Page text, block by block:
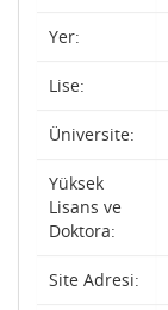
Yer:
Lise:
Üniversite:
Yüksek
Lisans ve
Doktora:
Site Adresi: